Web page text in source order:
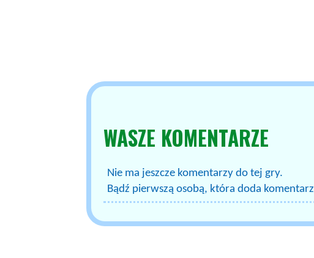
WASZE KOMENTARZE
Nie ma jeszcze komentarzy do tej gry.
Bądź pierwszą osobą, która doda